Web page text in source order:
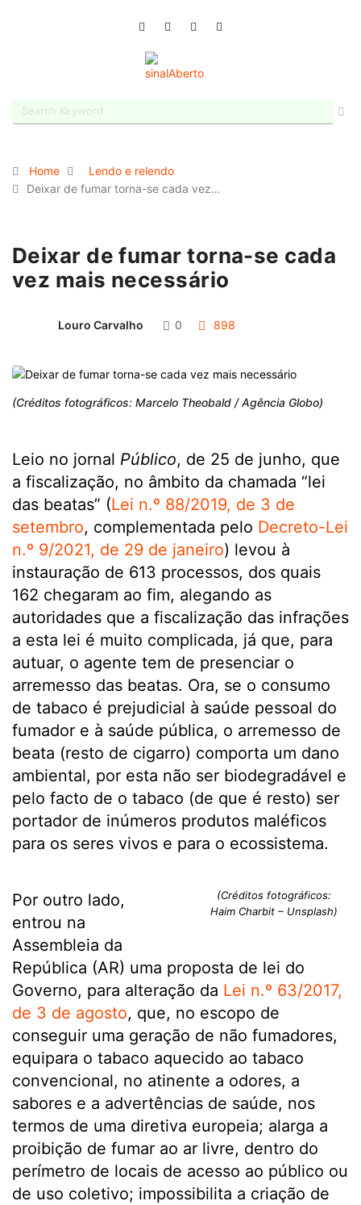
Home
Lendo e relendo
Deixar de fumar torna-se cada vez…
Deixar de fumar torna-se cada
vez mais necessário
Louro Carvalho 0 898
(Créditos fotográficos: Marcelo Theobald / Agência Globo)
Leio no jornal Público, de 25 de junho, que
a fiscalização, no âmbito da chamada “lei
das beatas” (Lei n.º 88/2019, de 3 de
setembro, complementada pelo Decreto-Lei
n.º 9/2021, de 29 de janeiro) levou à
instauração de 613 processos, dos quais
162 chegaram ao fim, alegando as
autoridades que a fiscalização das infrações
a esta lei é muito complicada, já que, para
autuar, o agente tem de presenciar o
arremesso das beatas. Ora, se o consumo
de tabaco é prejudicial à saúde pessoal do
fumador e à saúde pública, o arremesso de
beata (resto de cigarro) comporta um dano
ambiental, por esta não ser biodegradável e
pelo facto de o tabaco (de que é resto) ser
portador de inúmeros produtos maléficos
para os seres vivos e para o ecossistema.
(Créditos fotográficos:
Haim Charbit – Unsplash)
Por outro lado,
entrou na
Assembleia da
República (AR) uma proposta de lei do
Governo, para alteração da Lei n.º 63/2017,
de 3 de agosto, que, no escopo de
conseguir uma geração de não fumadores,
equipara o tabaco aquecido ao tabaco
convencional, no atinente a odores, a
sabores e a advertências de saúde, nos
termos de uma diretiva europeia; alarga a
proibição de fumar ao ar livre, dentro do
perímetro de locais de acesso ao público ou
de uso coletivo; impossibilita a criação de